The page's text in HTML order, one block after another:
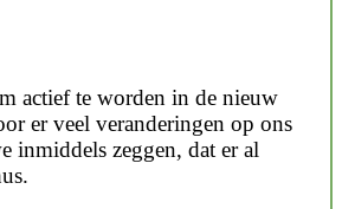
actief te worden in de nieuw
er veel veranderingen op ons
inmiddels zeggen, dat er al